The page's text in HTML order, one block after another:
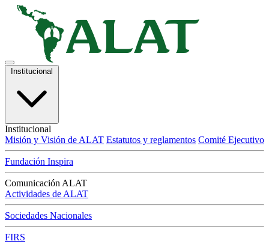
Institucional
Institucional
Misión y Visión de ALAT Estatutos y reglamentos Comité Ejecutivo
Fundación Inspira
Comunicación ALAT
Actividades de ALAT
Sociedades Nacionales
FIRS